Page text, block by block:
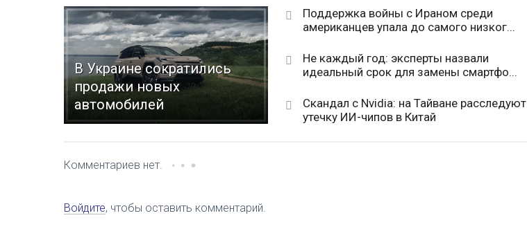
В Украине сократились
продажи новых
автомобилей
Поддержка войны с Ираном среди
американцев упала до самого низког...
Не каждый год: эксперты назвали
идеальный срок для замены смартфо...
Скандал с Nvidia: на Тайване расследуют
утечку ИИ-чипов в Китай
Комментариев нет.
Войдите, чтобы оставить комментарий.